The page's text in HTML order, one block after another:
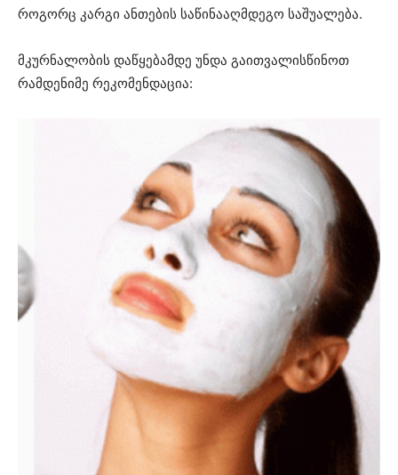
როგორც კარგი ანთების საწინააღმდეგო საშუალება.
მკურნალობის დაწყებამდე უნდა გაითვალისწინოთ
რამდენიმე რეკომენდაცია: